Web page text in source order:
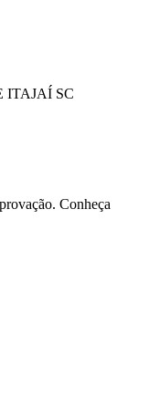
ITAJAÍ SC
Conheça